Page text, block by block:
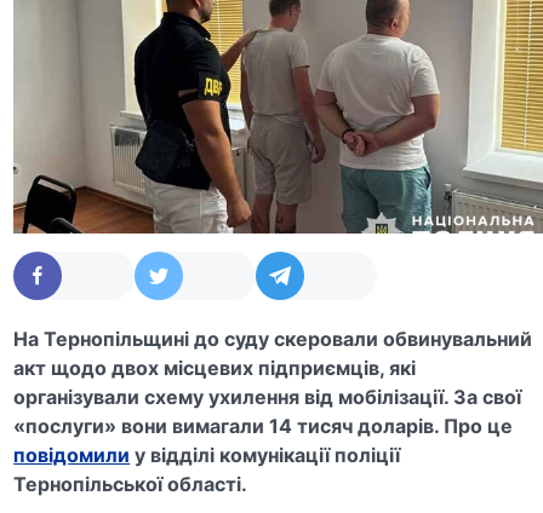
На Тернопільщині до суду скеровали обвинувальний
акт щодо двох місцевих підприємців, які
організували схему ухилення від мобілізації. За свої
«послуги» вони вимагали 14 тисяч доларів. Про це
повідомили у відділі комунікації поліції
Тернопільської області.